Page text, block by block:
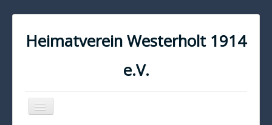
Heimatverein Westerholt 1914
e.V.
Navigation
an/aus